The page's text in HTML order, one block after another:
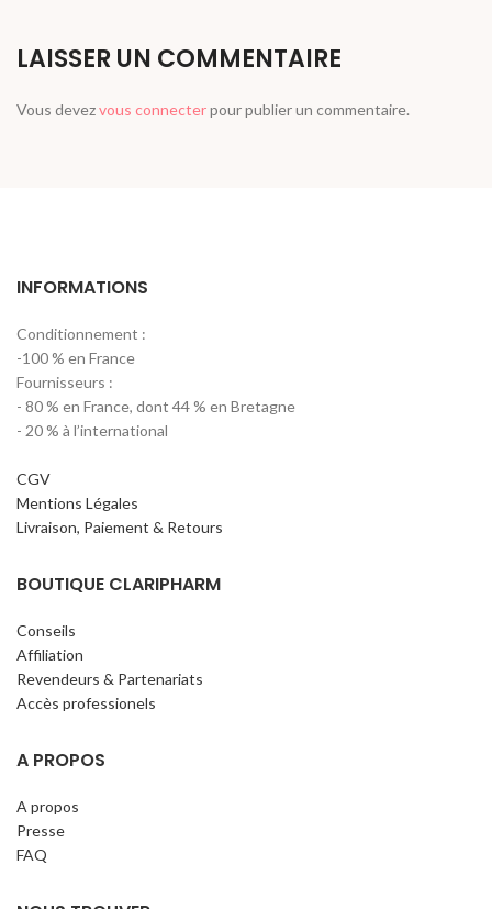
LAISSER UN COMMENTAIRE
Vous devezvous connecterpour publier un commentaire.
INFORMATIONS
Conditionnement :
-100 % en France
Fournisseurs :
- 80 % en France, dont 44 % en Bretagne
- 20 % à l’international
CGV
Mentions Légales
Livraison, Paiement & Retours
BOUTIQUE CLARIPHARM
Conseils
Affiliation
Revendeurs & Partenariats
Accès professionels
A PROPOS
A propos
Presse
FAQ